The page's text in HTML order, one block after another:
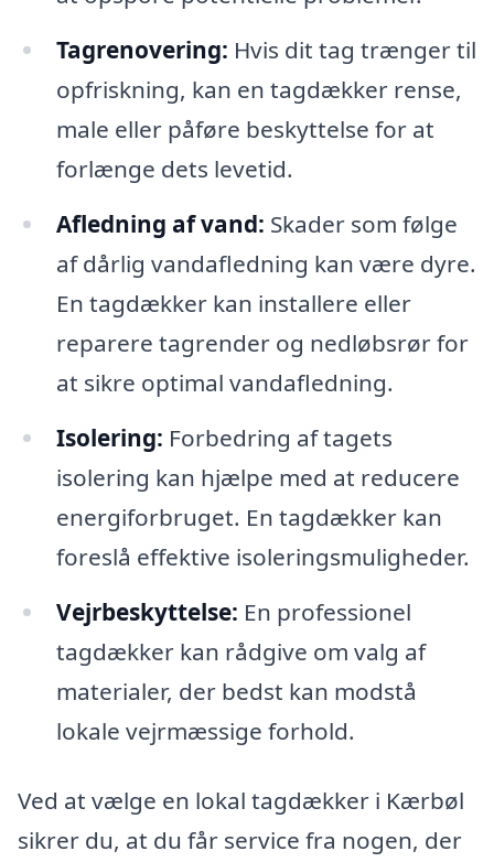
Tagrenovering: Hvis dit tag trænger til
opfriskning, kan en tagdækker rense,
male eller påføre beskyttelse for at
forlænge dets levetid.
Afledning af vand: Skader som følge
af dårlig vandafledning kan være dyre.
En tagdækker kan installere eller
reparere tagrender og nedløbsrør for
at sikre optimal vandafledning.
Isolering: Forbedring af tagets
isolering kan hjælpe med at reducere
energiforbruget. En tagdækker kan
foreslå effektive isoleringsmuligheder.
Vejrbeskyttelse: En professionel
tagdækker kan rådgive om valg af
materialer, der bedst kan modstå
lokale vejrmæssige forhold.
Ved at vælge en lokal tagdækker i Kærbøl
sikrer du, at du får service fra nogen, der